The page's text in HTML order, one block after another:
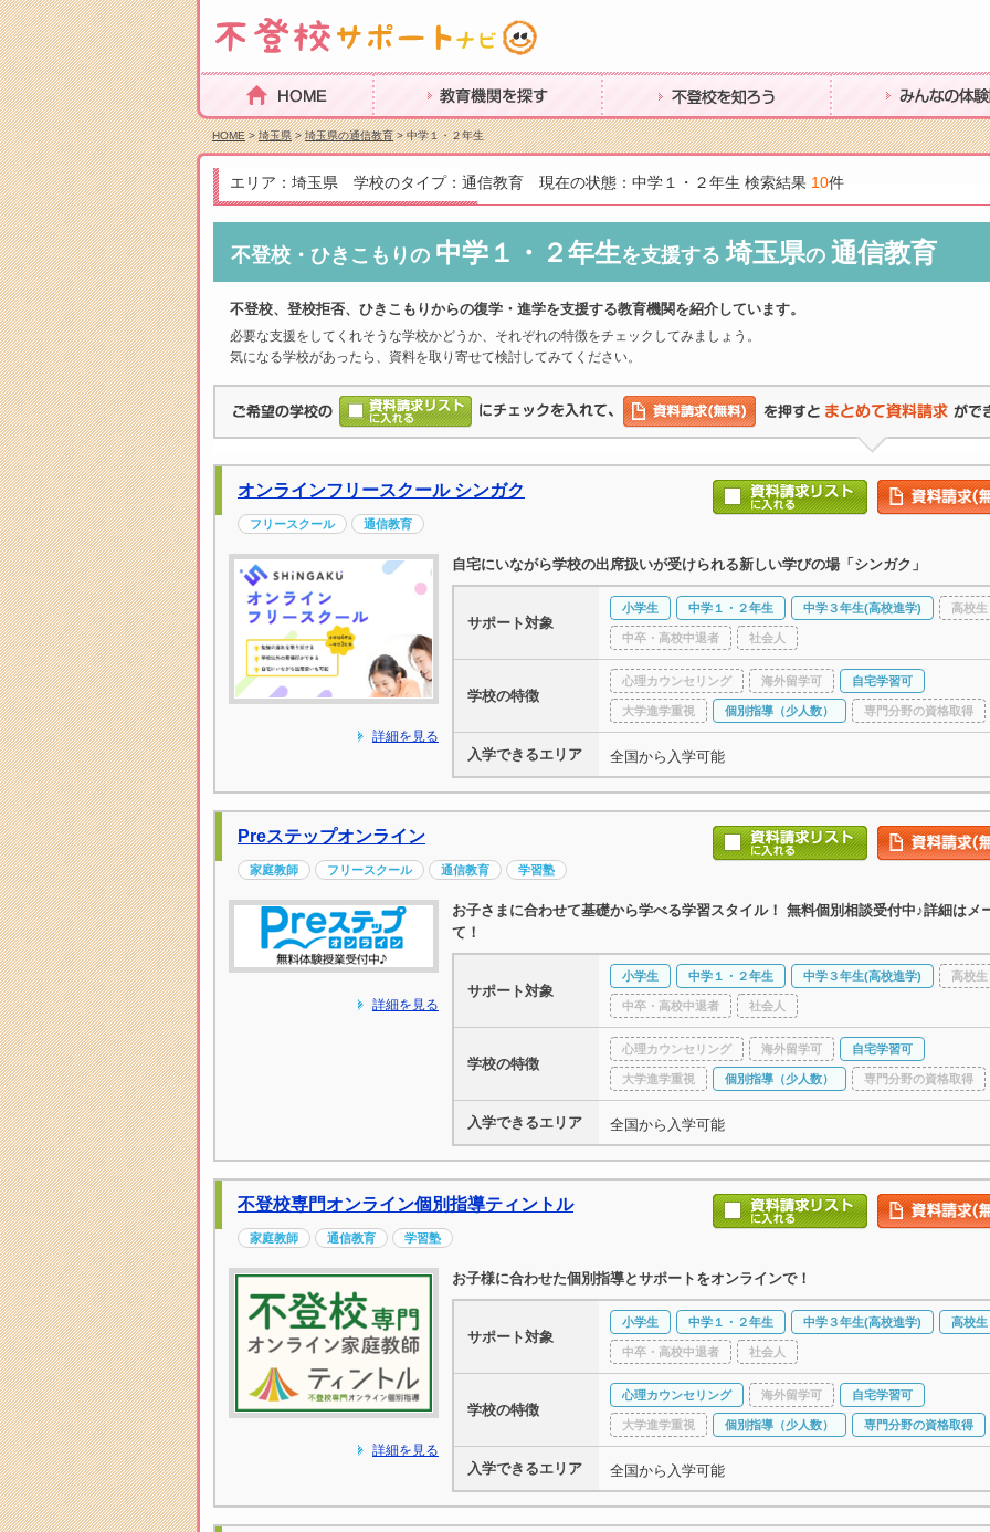
HOME 教育機関を探す 不登校を知ろう みんなの体験談
HOME>埼玉県>埼玉県の通信教育> 中学１・２年生
エリア：埼玉県 学校のタイプ：通信教育 現在の状態：中学１・２年生 検索結果 10件
不登校・ひきこもりの 中学１・２年生を支援する 埼玉県の 通信教育
不登校、登校拒否、ひきこもりからの復学・進学を支援する教育機関を紹介しています。
必要な支援をしてくれそうな学校かどうか、それぞれの特徴をチェックしてみましょう。
気になる学校があったら、資料を取り寄せて検討してみてください。
オンラインフリースクール シンガク
フリースクール 通信教育
詳細を見る
自宅にいながら学校の出席扱いが受けられる新しい学びの場「シンガク」
サポート対象
小学生 中学１・２年生 中学３年生(高校進学) 高校生
中卒・高校中退者 社会人
学校の特徴
心理カウンセリング 海外留学可 自宅学習可
大学進学重視 個別指導（少人数） 専門分野の資格取得
入学できるエリア 全国から入学可能
Preステップオンライン
家庭教師 フリースクール 通信教育 学習塾
詳細を見る
お子さまに合わせて基礎から学べる学習スタイル！ 無料個別相談受付中♪詳細はメ
て！
サポート対象
小学生 中学１・２年生 中学３年生(高校進学) 高校生
中卒・高校中退者 社会人
学校の特徴
心理カウンセリング 海外留学可 自宅学習可
大学進学重視 個別指導（少人数） 専門分野の資格取得
入学できるエリア 全国から入学可能
不登校専門オンライン個別指導ティントル
家庭教師 通信教育 学習塾
詳細を見る
お子様に合わせた個別指導とサポートをオンラインで！
サポート対象
小学生 中学１・２年生 中学３年生(高校進学) 高校生
中卒・高校中退者 社会人
学校の特徴
心理カウンセリング 海外留学可 自宅学習可
大学進学重視 個別指導（少人数） 専門分野の資格取得
入学できるエリア 全国から入学可能